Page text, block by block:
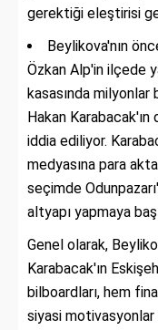
gerektiği eleştirisi
Beylikova'nın
Özkan Alp'in ilçede
kasasında milyonlar
Hakan
iddia ediliyor.
medyasına para
seçimde
altyapı yapmaya
Genel olarak,
Karabacak'ın
bilboardları, hem
siyasi motivasyonlar